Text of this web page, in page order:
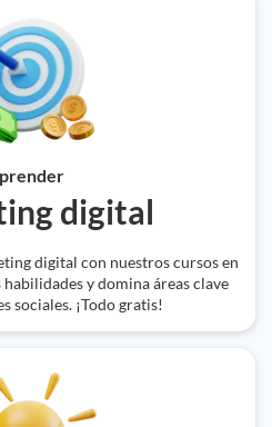
digital
digital con nuestros cursos en
y domina áreas clave
sociales. ¡Todo gratis!